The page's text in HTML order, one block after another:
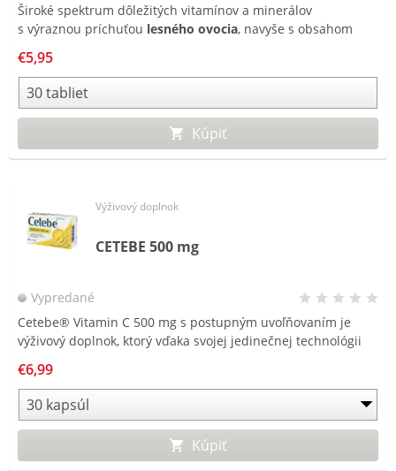
Široké spektrum dôležitých vitamínov a minerálov
s výraznou príchuťou lesného ovocia, navyše s obsahom
€5,95
Kúpiť
Výživový doplnok
CETEBE 500 mg
Vypredané
Cetebe® Vitamin C 500 mg s postupným uvoľňovaním je
výživový doplnok, ktorý vďaka svojej jedinečnej technológii
organizmus vitamínom C po celý deň.
€6,99
Kúpiť